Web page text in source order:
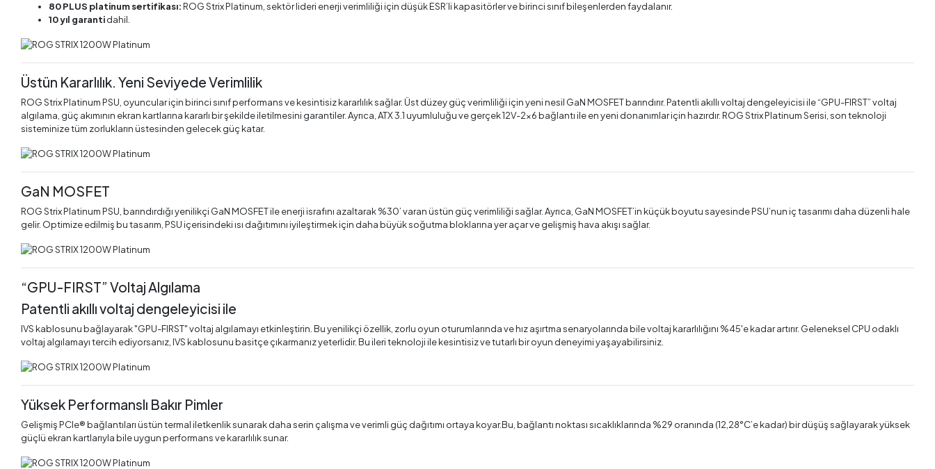
80 PLUS platinum sertifikası:ROG Strix Platinum, sektör lideri enerji verimliliği için düşük ESR’li kapasitörler ve birinci sınıf bileşenlerden faydalanır.
10 yıl garantidahil.
Üstün Kararlılık. Yeni Seviyede Verimlilik
ROG Strix Platinum PSU, oyuncular için birinci sınıf performans ve kesintisiz kararlılık sağlar. Üst düzey güç verimliliği için yeni nesil GaN MOSFET barındırır. Patentli akıllı voltaj dengeleyicisi ile “GPU-FIRST” voltaj
algılama, güç akımının ekran kartlarına kararlı bir şekilde iletilmesini garantiler. Ayrıca, ATX 3.1 uyumluluğu ve gerçek 12V-2x6 bağlantı ile en yeni donanımlar için hazırdır. ROG Strix Platinum Serisi, son teknoloji
sisteminize tüm zorlukların üstesinden gelecek güç katar.
GaN MOSFET
ROG Strix Platinum PSU, barındırdığı yenilikçi GaN MOSFET ile enerji israfını azaltarak %30’ varan üstün güç verimliliği sağlar. Ayrıca, GaN MOSFET’in küçük boyutu sayesinde PSU’nun iç tasarımı daha düzenli hale
gelir. Optimize edilmiş bu tasarım, PSU içerisindeki ısı dağıtımını iyileştirmek için daha büyük soğutma bloklarına yer açar ve gelişmiş hava akışı sağlar.
“GPU-FIRST” Voltaj Algılama
Patentli akıllı voltaj dengeleyicisi ile
IVS kablosunu bağlayarak "GPU-FIRST" voltaj algılamayı etkinleştirin. Bu yenilikçi özellik, zorlu oyun oturumlarında ve hız aşırtma senaryolarında bile voltaj kararlılığını %45'e kadar artırır. Geleneksel CPU odaklı
voltaj algılamayı tercih ediyorsanız, IVS kablosunu basitçe çıkarmanız yeterlidir. Bu ileri teknoloji ile kesintisiz ve tutarlı bir oyun deneyimi yaşayabilirsiniz.
Yüksek Performanslı Bakır Pimler
Gelişmiş PCIe® bağlantıları üstün termal iletkenlik sunarak daha serin çalışma ve verimli güç dağıtımı ortaya koyar.Bu, bağlantı noktası sıcaklıklarında %29 oranında (12,28°C’e kadar) bir düşüş sağlayarak yüksek
güçlü ekran kartlarıyla bile uygun performans ve kararlılık sunar.